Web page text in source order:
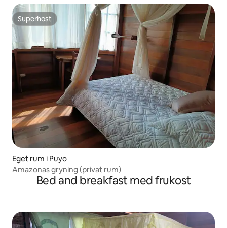
Superhost
Superhost
Eget rum i Puyo
Amazonas gryning (privat rum)
Bed and breakfast med frukost